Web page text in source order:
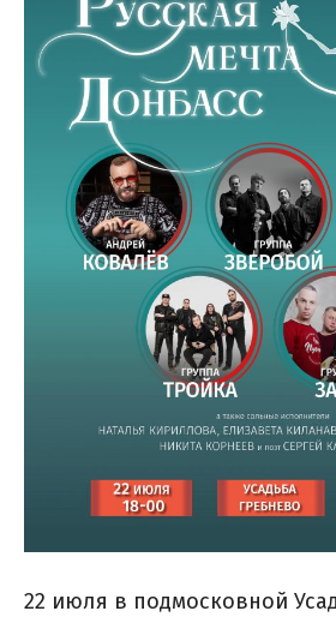
22 июля в подмосковной